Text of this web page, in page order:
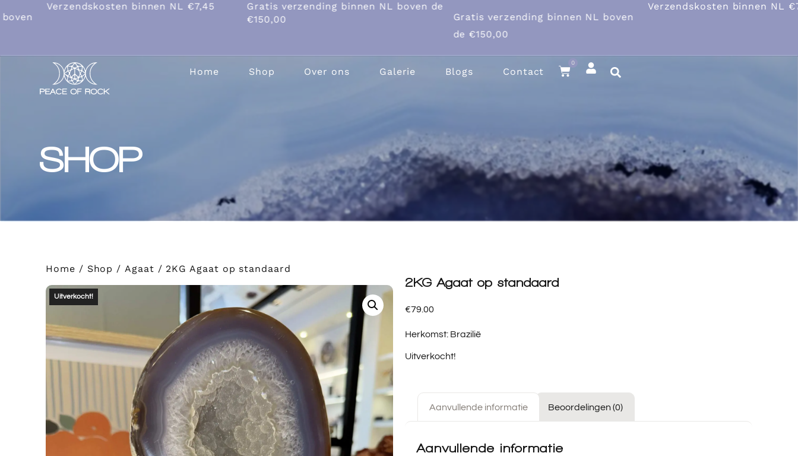
Verzendskosten binnen NL €7,45
Gratis verzending binnen NL boven de
Gratis verzending binnen NL boven
de €150,00
Verzendskosten binnen NL €7,45
Home Shop Over ons Galerie Blogs Contact
0
SHOP
Home / Shop /Agaat / 2KG Agaat op standaard
Uitverkocht!
2KG Agaat op standaard
€79.00
Herkomst: Brazilië
Uitverkocht!
Aanvullende informatie Beoordelingen (0)
Aanvullende informatie